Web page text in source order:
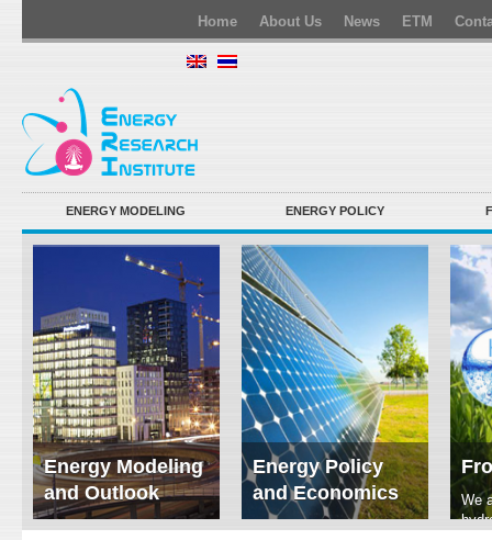
Home About Us News ETM
ENERGY MODELING ENERGY POLICY
Energy Modeling
and Outlook
ERI conducts rigorous
Energy Policy
and Economics
We focus on solar
We